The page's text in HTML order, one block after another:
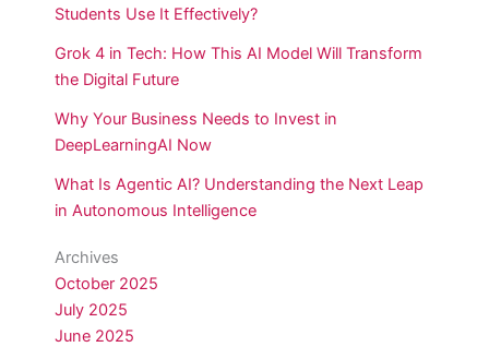
Students Use It Effectively?
Grok 4 in Tech: How This AI Model Will Transform
the Digital Future
Why Your Business Needs to Invest in
DeepLearningAI Now
What Is Agentic AI? Understanding the Next Leap
in Autonomous Intelligence
Archives
October 2025
July 2025
June 2025